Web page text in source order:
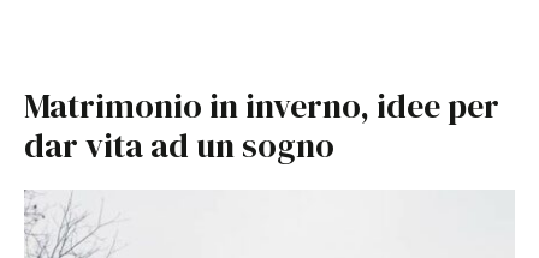
Matrimonio in inverno, idee per
dar vita ad un sogno